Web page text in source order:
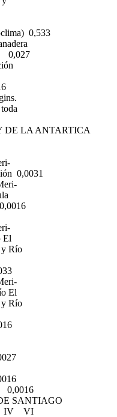
0,533
0,027
LA ANTARTICA
0,0031
El
Río
El
Río
SANTIAGO
IV VI